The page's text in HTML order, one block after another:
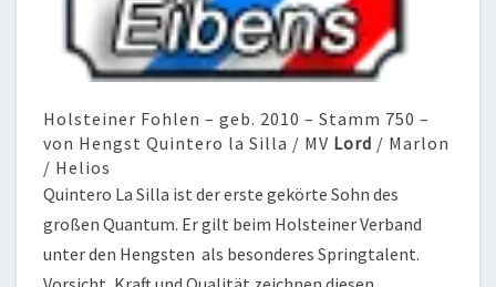
Holsteiner Fohlen – geb. 2010 – Stamm 750 –
von Hengst Quintero la Silla / MV Lord / Marlon
/ Helios
Quintero La Silla ist der erste gekörte Sohn des
großen Quantum. Er gilt beim Holsteiner Verband
unter den Hengsten als besonderes Springtalent.